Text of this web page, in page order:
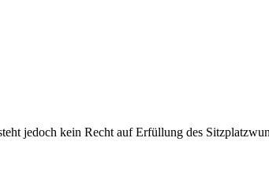
jedoch kein Recht auf Erfüllung des